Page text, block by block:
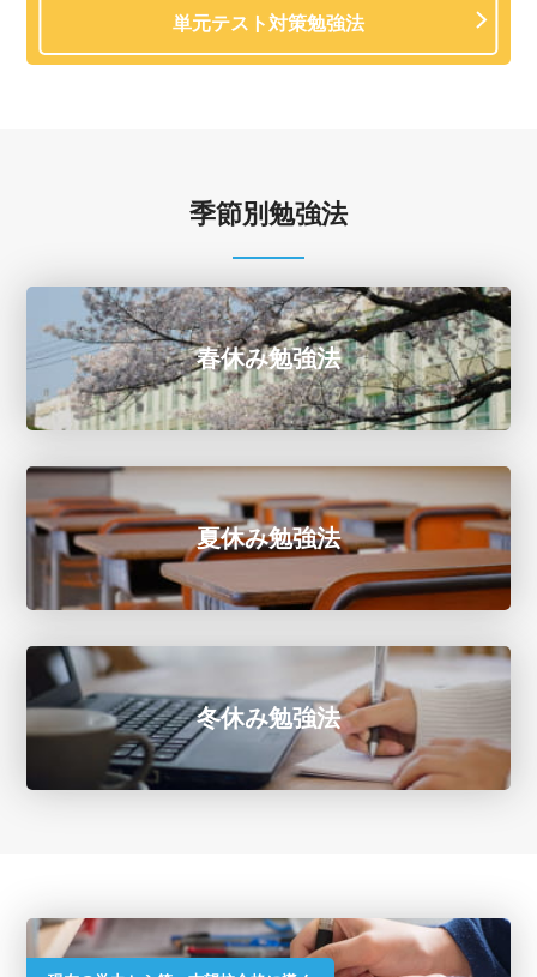
単元テスト対策勉強法
季節別勉強法
春休み勉強法
夏休み勉強法
冬休み勉強法